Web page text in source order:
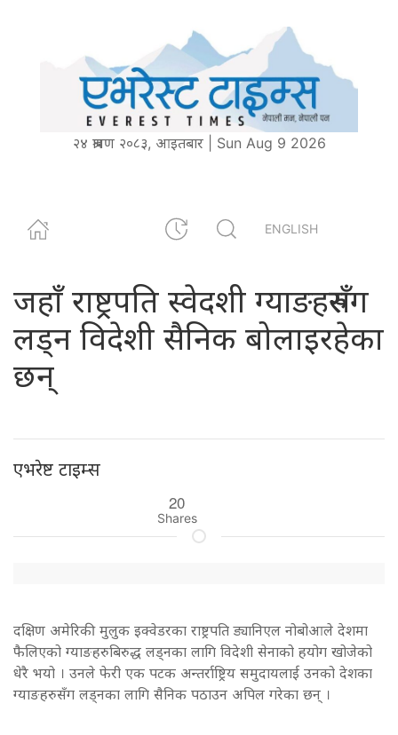
२४ श्रावण २०८३, आइतबार | Sun Aug 9 2026
ENGLISH
जहाँ राष्ट्रपति स्वेदशी ग्याङहरुसँग
लड्न विदेशी सैनिक बोलाइरहेका
छन्
एभरेष्ट टाइम्स
20
Shares
दक्षिण अमेरिकी मुलुक इक्वेडरका राष्ट्रपति ड्यानिएल नोबोआले देशमा
फैलिएको ग्याङहरुबिरुद्ध लड्नका लागि विदेशी सेनाको हयोग खोजेको
धेरै भयो । उनले फेरी एक पटक अन्तर्राष्ट्रिय समुदायलाई उनको देशका
ग्याङहरुसँग लड्नका लागि सैनिक पठाउन अपिल गरेका छन् ।